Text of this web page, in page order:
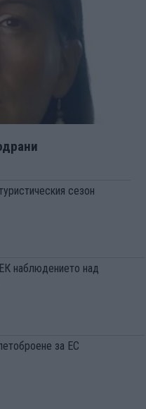
сезон
наблюдението над
за ЕС